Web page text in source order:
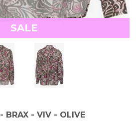
SALE
BRAX - VIV - OLIVE